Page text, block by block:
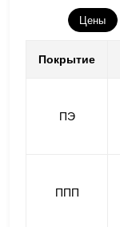
Цены
Покрытие
ПЭ
ППП